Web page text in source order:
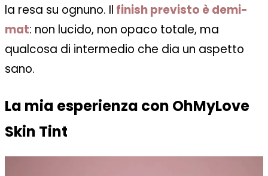
la resa su ognuno. Il finish previsto èdemi-
mat: non lucido, non opaco totale, ma
qualcosa di intermedio che dia un aspetto
sano.
La mia esperienza con OhMyLove
Skin Tint